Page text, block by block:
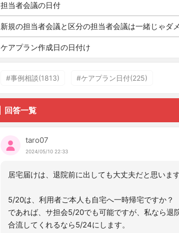
担当者会議の日付
新規の担当者会議と区分の担当者会議は一緒じゃダ
ケアプラン作成日の日付け
#事例相談(1813) #ケアプラン日付(225)
回答一覧
taro07
2024/05/10 22:33
居宅届けは、退院前に出しても大丈夫だと思います
5/20は、利用者ご本人も自宅へ一時帰宅ですか？
であれば、サ担会5/20でも可能ですが、私なら退
合流してくれるなら5/24にします。